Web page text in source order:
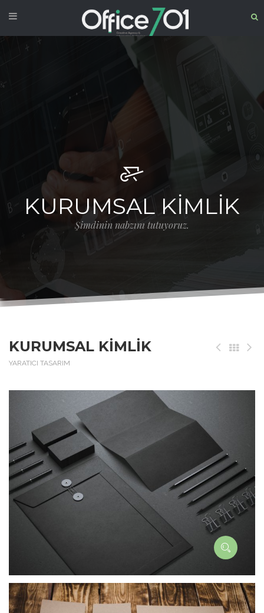
KURUMSAL KİMLİK
Şimdinin nabzını tutuyoruz.
KURUMSAL KİMLİK
YARATICI TASARIM